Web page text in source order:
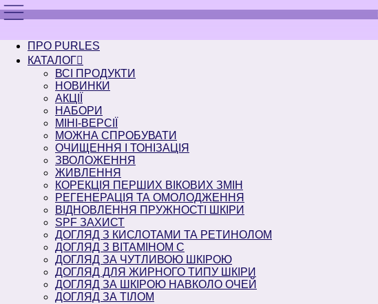
ПРО PURLES
КАТАЛОГ
ВСІ ПРОДУКТИ
НОВИНКИ
АКЦІЇ
НАБОРИ
МІНІ-ВЕРСІЇ
МОЖНА СПРОБУВАТИ
ОЧИЩЕННЯ І ТОНІЗАЦІЯ
ЗВОЛОЖЕННЯ
ЖИВЛЕННЯ
КОРЕКЦІЯ ПЕРШИХ ВІКОВИХ ЗМІН
РЕГЕНЕРАЦІЯ ТА ОМОЛОДЖЕННЯ
ВІДНОВЛЕННЯ ПРУЖНОСТІ ШКІРИ
SPF ЗАХИСТ
ДОГЛЯД З КИСЛОТАМИ ТА РЕТИНОЛОМ
ДОГЛЯД З ВІТАМІНОМ С
ДОГЛЯД ЗА ЧУТЛИВОЮ ШКІРОЮ
ДОГЛЯД ДЛЯ ЖИРНОГО ТИПУ ШКІРИ
ДОГЛЯД ЗА ШКІРОЮ НАВКОЛО ОЧЕЙ
ДОГЛЯД ЗА ТІЛОМ